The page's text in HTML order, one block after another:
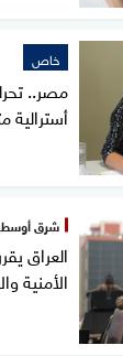
خاص
مصر..
أسترالية
شرق أوسط
العراق
الأمنية